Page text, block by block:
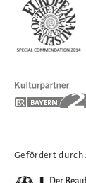
Gefördert durch: